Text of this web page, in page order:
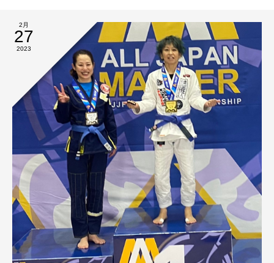
2月
27
2023